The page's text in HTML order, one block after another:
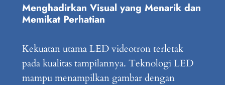
Menghadirkan Visual yang Menarik dan
Memikat Perhatian
Kekuatan utama LED videotron terletak
pada kualitas tampilannya. Teknologi LED
mampu menampilkan gambar dengan